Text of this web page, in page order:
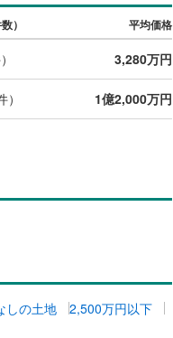
） 平均価格
3,280万円
） 1億2,000万円
しの土地
2,500万円以下